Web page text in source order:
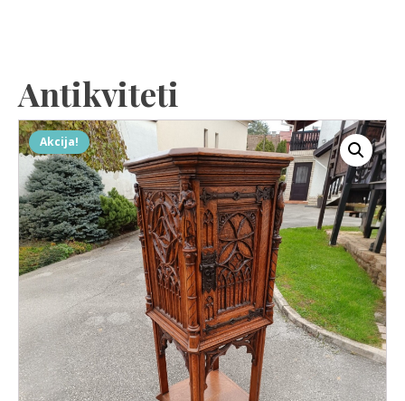
Antikviteti
Akcija!